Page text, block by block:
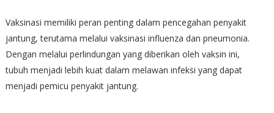
Vaksinasi memiliki peran penting dalam pencegahan penyakit
jantung, terutama melalui vaksinasi influenza dan pneumonia.
Dengan melalui perlindungan yang diberikan oleh vaksin ini,
tubuh menjadi lebih kuat dalam melawan infeksi yang dapat
menjadi pemicu penyakit jantung.